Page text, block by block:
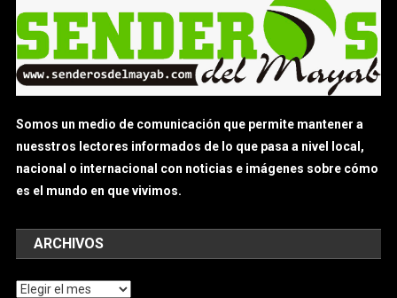
Somos un medio de comunicación que permite mantener a
nuesstros lectores informados de lo que pasa a nivel local,
nacional o internacional con noticias e imágenes sobre cómo
es el mundo en que vivimos.
ARCHIVOS
Archivos